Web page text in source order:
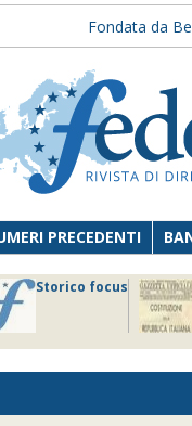
Fondata da
PRECEDENTI
Storico focus